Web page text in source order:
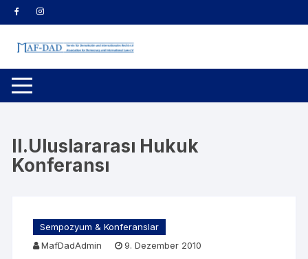
Zum
Inhalt
springen
II.Uluslararası Hukuk
Konferansı
Sempozyum & Konferanslar
MafDadAdmin
9. Dezember 2010